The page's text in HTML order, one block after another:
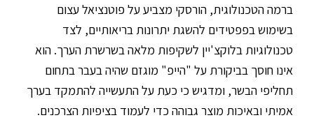
ברמה הטכנולוגית, הורסקי מצביע על פוטנציאל עצום
בשימוש בפפטידים להשגת יתרונות בריאותיים, לצד
טכנולוגיות בלוקצ'יין לשקיפות מלאה בשרשרת הערך. הוא
אינו חוסך בביקורת על "הייפ" מוגזם שהיה בעבר בתחום
תחליפי הבשר, ומדגיש כי כעת על התעשייה להתמקד בערך
אמיתי ובאיכות מוצר גבוהה כדי לעמוד בציפיות הצרכנים.